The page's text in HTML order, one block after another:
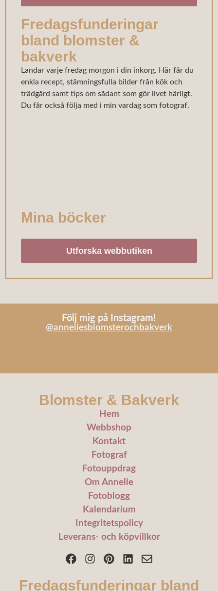
Fredagsfunderingar
bland blomster &
bakverk
Landar varje fredag morgon i din inkorg. Här får du
enkla recept, stämningsfulla bilder från kök och
trädgård samt tips om sådant som gör livet härligt.
Du får också följa med i min vardag som fotograf.
Mina böcker
Utforska webbutiken
Följ mig på Instagram!
@anneliesblomsterochbakverk
Blomster & Bakverk
Hem
Webbshop
Kontakt
Fotograf
Fotouppdrag
Om Annelie
Fotoblogg
Kalendarium
Integritetspolicy
Leverans- och köpvillkor
Fredagsfunderingar bland